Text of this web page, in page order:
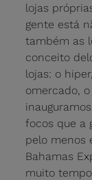
lojas
gente está
também as
conceito
lojas: o
omercado,
focos que a
pelo menos
Bahamas
muito